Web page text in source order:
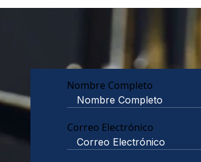
Nombre Completo
Correo Electrónico